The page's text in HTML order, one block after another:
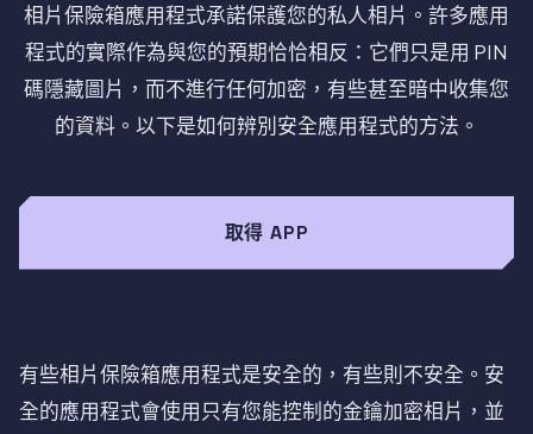
相片保險箱應用程式承諾保護您的私人相片。許多應用
程式的實際作為與您的預期恰恰相反：它們只是用 PIN
碼隱藏圖片，而不進行任何加密，有些甚至暗中收集您
的資料。以下是如何辨別安全應用程式的方法。
取得 APP
有些相片保險箱應用程式是安全的，有些則不安全。安
全的應用程式會使用只有您能控制的金鑰加密相片，並